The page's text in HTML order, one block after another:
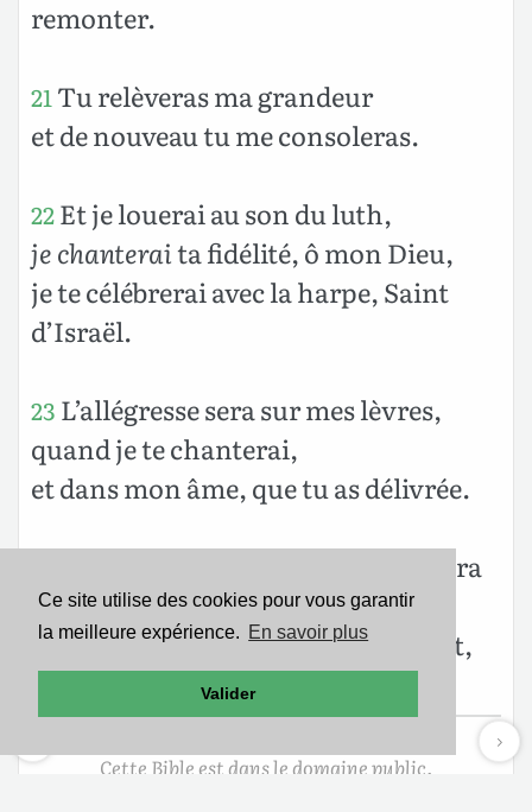
Ce site utilise des cookies pour vous garantir
la meilleure expérience. En savoir plus
Valider
remonter.
21 Tu relèveras ma grandeur
et de nouveau tu me consoleras.
22Et je louerai au son du luth,
je chanteraita fidélité, ô mon Dieu,
je te célébrerai avec la harpe, Saint
d’Israël.
23 L’allégresse sera sur mes lèvres,
quand je te chanterai,
et dans mon âme, que tu as délivrée.
Et ma langue chaque jour publiera
ta justice,
car ils seront confus et ils rougiront,
ceux qui cherchent ma perte.
Cette Bible est dans le domaine public.